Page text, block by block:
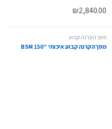
₪2,840.00
מסך הקרנה קבוע
מסך הקרנה קבוע איכותי “150 BSM